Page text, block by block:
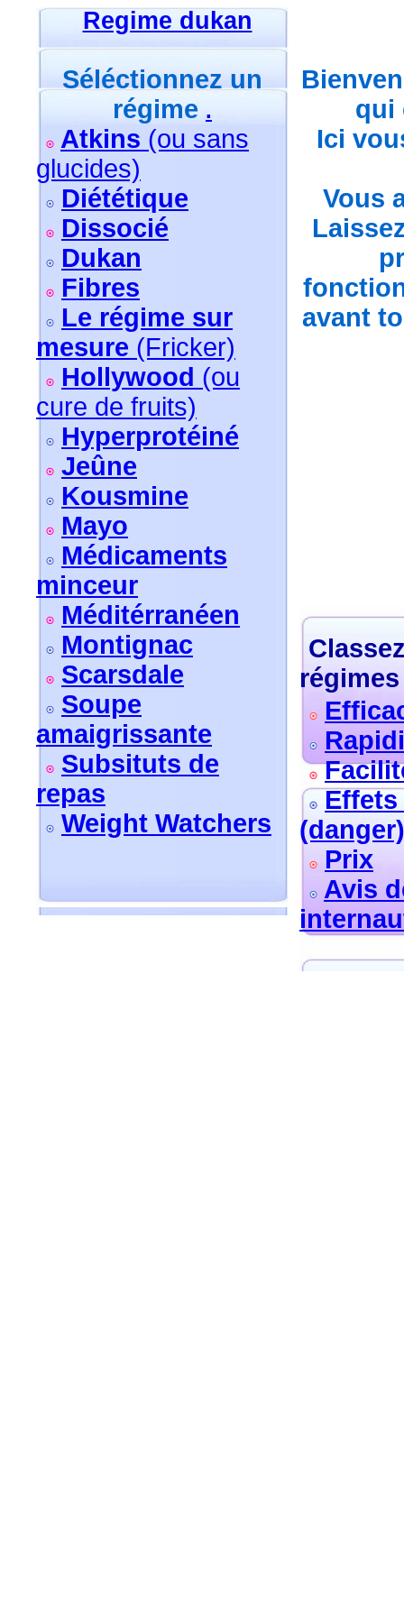
Regime dukan
Séléctionnez un
régime .
Atkins (ou sans
glucides)
Diététique
Dissocié
Dukan
Fibres
Le régime sur
mesure (Fricker)
Hollywood (ou
cure de fruits)
Hyperprotéiné
Jeûne
Kousmine
Mayo
Médicaments
minceur
Méditérranéen
Montignac
Scarsdale
Soupe
amaigrissante
Subsituts de
repas
Weight Watchers
qui
Ici
Vous
avant
Effets
(danger)
Prix
Avis